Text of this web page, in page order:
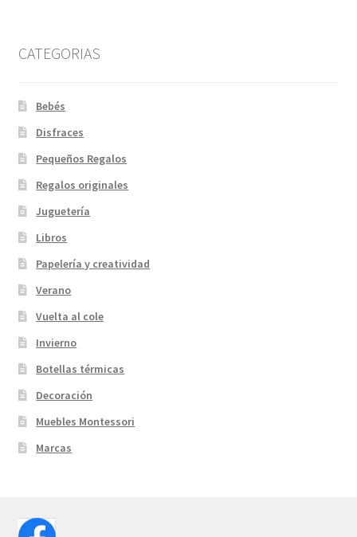
CATEGORIAS
Bebés
Disfraces
Pequeños Regalos
Regalos originales
Juguetería
Libros
Papelería y creatividad
Verano
Vuelta al cole
Invierno
Botellas térmicas
Decoración
Muebles Montessori
Marcas